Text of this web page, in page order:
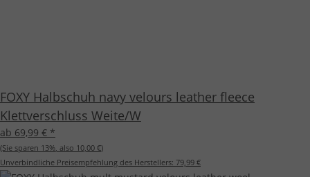
FOXY Halbschuh navy velours leather fleece
Klettverschluss Weite/W
ab 69,99 € *
(Sie sparen 13%, also 10,00 €)
Unverbindliche Preisempfehlung des Herstellers: 79,99 €